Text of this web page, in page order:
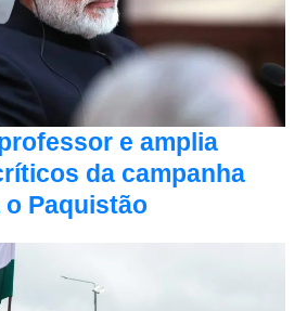
e amplia
da campanha
Paquistão